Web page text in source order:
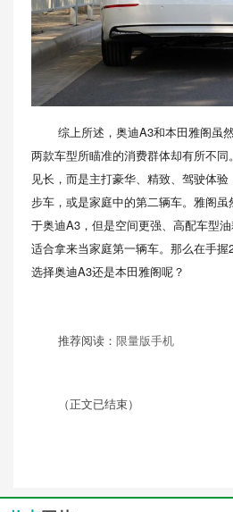
综上所述，奥迪A3和本田雅阁虽
两款车型所瞄准的消费群体却有所不
见长，而是主打豪华、精致、驾驶体
步车，或是家庭中的第二辆车。雅阁
于奥迪A3，但是空间更强、高配车型
适合拿来当家庭第一辆车。那么在手
选择奥迪A3还是本田雅阁呢？
推荐阅读： 限量版手机
（正文已结束）